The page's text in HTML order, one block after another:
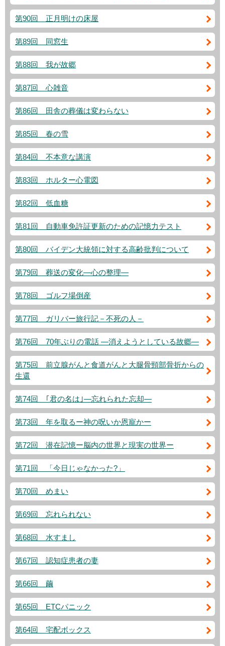
第90回 正月明けの床屋
第89回 同窓生
第88回 我が故郷
第87回 心雑音
第86回 田舎の葬儀は変わらない
第85回 春の雪
第84回 不本意な講演
第83回 ホルター心電図
第82回 低血糖
第81回 自動車免許証更新のための記憶力テスト
第80回 バイデン大統領に対する高齢批判について
第79回 葬送の変化―心の整理―
第78回 ゴルフ場倒産
第77回 ガリバー旅行記－不死の人－
第76回 70年ぶりの電話 ―消えようとしている故郷―
第75回 前立腺がんと食道がんと大腿骨頸部骨折からの
生還
第74回 ｢君の名は｣―忘れられた忘却―
第73回 年を取るー神の呪いか恩寵かー
第72回 潜在記憶ー脳内の世界と現実の世界ー
第71回 「今日じゃなかった?」
第70回 めまい
第69回 忘れられない
第68回 水すまし
第67回 認知症患者の妻
第66回 繭
第65回 ETCパニック
第64回 宅配ボックス